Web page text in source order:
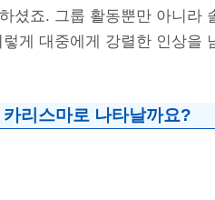
셨죠. 그룹 활동뿐만 아니라
게 대중에게 강렬한 인상을
리스마로 나타날까요?